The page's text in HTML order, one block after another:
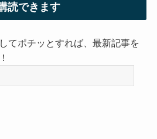
読できます
てポチッとすれば、最新記事を